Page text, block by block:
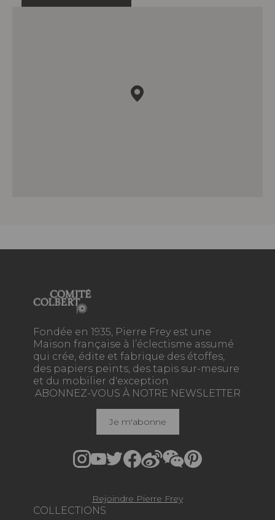
Fondée en 1935, Pierre Frey est une
Maison française à l’éclectisme assumé
qui crée, édite et fabrique des étoffes,
des papiers peints, des tapis sur-mesure
et du mobilier d'exception.
COLLECTIONS
ABONNEZ-VOUS À NOTRE NEWSLETTER
Je m'abonne
Rejoindre Pierre Frey